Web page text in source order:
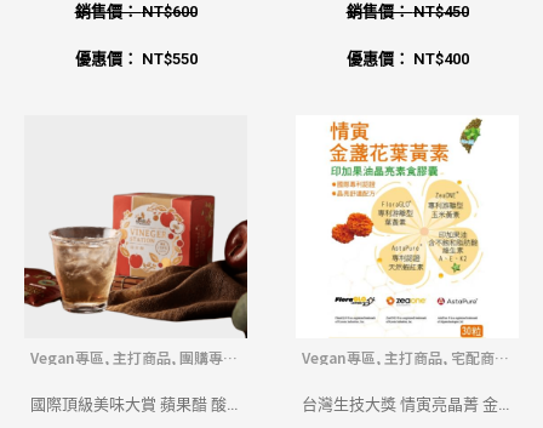
銷售價：NT$600
優惠價： NT$550
銷售價：NT$450
優惠價： NT$400
Vegan專區, 主打商品, 團購專區
宅配商品, 宅配常溫
國際頂級美味大賞 蘋果醋 酸甜
Vegan專區, 主打商品, 宅配商品
熱銷榜,超取商品
台灣生技大獎 情寅亮晶菁 金盞